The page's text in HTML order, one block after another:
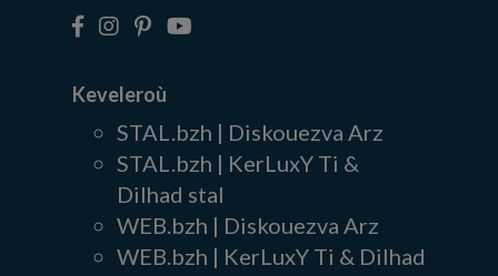
Keveleroù
STAL.bzh | Diskouezva Arz
STAL.bzh | KerLuxY Ti &
Dilhad stal
WEB.bzh | Diskouezva Arz
WEB.bzh | KerLuxY Ti & Dilhad